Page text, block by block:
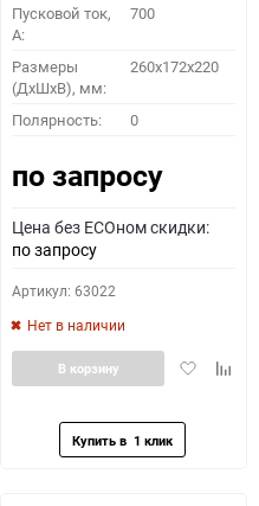
Пусковой ток,
A:
700
Размеры
(ДхШхВ), мм:
260x172x220
Полярность: 0
по запросу
Цена без ECOном скидки:
по запросу
Артикул: 63022
Нет в наличии
Добавить
В корзину